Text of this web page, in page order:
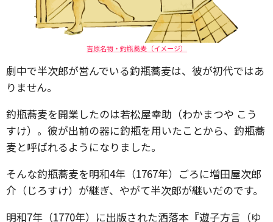
吉原名物・釣瓶蕎麦（イメージ）
劇中で半次郎が営んでいる釣瓶蕎麦は、彼が初代ではあ
りません。
釣瓶蕎麦を開業したのは若松屋幸助（わかまつや こう
すけ）。彼が出前の器に釣瓶を用いたことから、釣瓶蕎
麦と呼ばれるようになりました。
そんな釣瓶蕎麦を明和4年（1767年）ごろに増田屋次郎
介（じろすけ）が継ぎ、やがて半次郎が継いだのです。
明和7年（1770年）に出版された洒落本『遊子方言（ゆ